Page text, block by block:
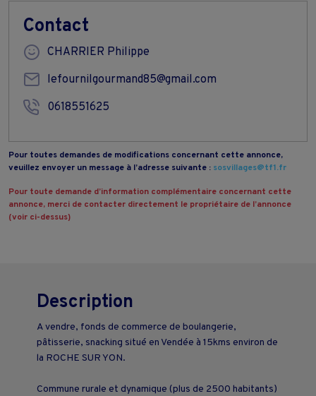
Contact
CHARRIER Philippe
lefournilgourmand85@gmail.com
0618551625
Pour toutes demandes de modifications concernant cette annonce,
veuillez envoyer un message à l’adresse suivante : sosvillages@tf1.fr
Pour toute demande d’information complémentaire concernant cette
annonce, merci de contacter directement le propriétaire de l’annonce
(voir ci-dessus)
Description
A vendre, fonds de commerce de boulangerie,
pâtisserie, snacking situé en Vendée à 15kms environ de
la ROCHE SUR YON.
Commune rurale et dynamique (plus de 2500 habitants)